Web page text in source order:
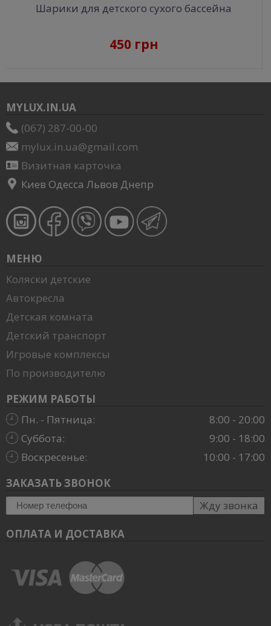
Шарики для детского сухого бассейна
450 грн
MYLUX.IN.UA
(067) 287-00-00
mylux.in.ua@gmail.com
Визитная карточка
Киев Одесса Львов Днепр
МЕНЮ
Коляски детские
Автокресла
Детская комната
Детский транспорт
Игровые комплексы
По производителю
РЕЖИМ РАБОТЫ
Пн. - Пятница:
8:00 - 20:00
Суббота:
9:00 - 18:00
Воскресенье:
10:00 - 17:00
ЗАКАЗАТЬ ЗВОНОК
Жду звонка
ОПЛАТА И ДОСТАВКА